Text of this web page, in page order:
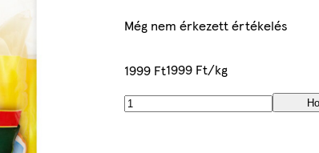
Még nem érkezett értékelés
1999 Ft1999 Ft/kg